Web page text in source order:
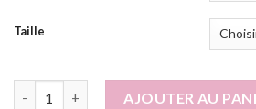
Taille
AJOUTER AU